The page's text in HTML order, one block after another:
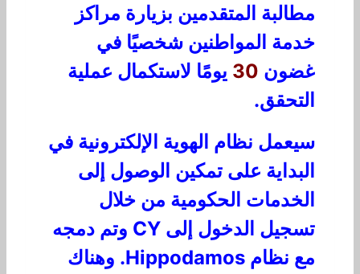
مطالبة المتقدمين بزيارة مراكز
خدمة المواطنين شخصيًا في
غضون 30 يومًا لاستكمال عملية
التحقق.
سيعمل نظام الهوية الإلكترونية في
البداية على تمكين الوصول إلى
الخدمات الحكومية من خلال
تسجيل الدخول إلى CY وتم دمجه
مع نظام Hippodamos. وهناك